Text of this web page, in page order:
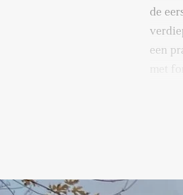
de
een
met